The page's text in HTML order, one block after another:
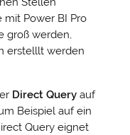
mit Power BI Pro
groß werden,
erstelllt werden
Direct Queryauf
Beispiel auf ein
Query eignet